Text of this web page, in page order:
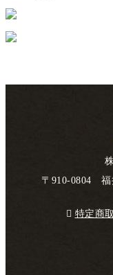
〒910-0804 福
特定商